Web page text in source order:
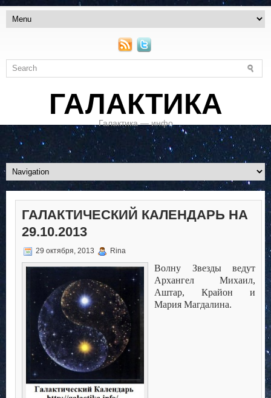
ГАЛАКТИКА
Галактика — инфо
ГАЛАКТИЧЕСКИЙ КАЛЕНДАРЬ НА
29.10.2013
29 октября, 2013 Rina
Волну Звезды ведут
Архангел Михаил,
Аштар, Крайон и
Мария Магдалина.